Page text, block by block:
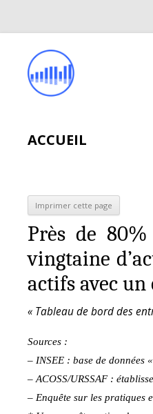
ACCUEIL
Près de
vingtaine
actifs avec
« Tableau de bord des
Sources :
– INSEE : base de données
– ACOSS/URSSAF :
– Enquête sur les pratiques